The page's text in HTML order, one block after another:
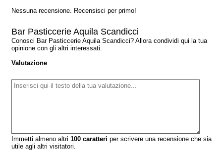
Nessuna recensione. Recensisci per primo!
Bar Pasticcerie Aquila Scandicci
Conosci Bar Pasticcerie Aquila Scandicci? Allora condividi qui la tua
opinione con gli altri interessati.
Valutazione
Immetti almeno altri100 caratteri per scrivere una recensione che sia
utile agli altri visitatori.